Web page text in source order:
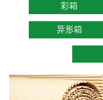
彩箱
异形箱